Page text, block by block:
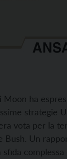
ha
strategie
vota per la
Un